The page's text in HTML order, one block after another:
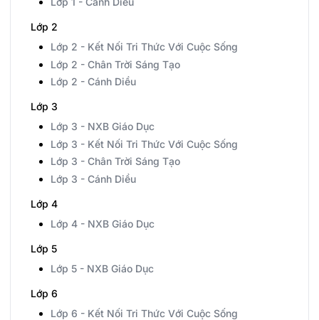
Lớp 2
Lớp 2 - Kết Nối Tri Thức Với Cuộc Sống
Lớp 2 - Chân Trời Sáng Tạo
Lớp 2 - Cánh Diều
Lớp 3
Lớp 3 - NXB Giáo Dục
Lớp 3 - Kết Nối Tri Thức Với Cuộc Sống
Lớp 3 - Chân Trời Sáng Tạo
Lớp 3 - Cánh Diều
Lớp 4
Lớp 4 - NXB Giáo Dục
Lớp 5
Lớp 5 - NXB Giáo Dục
Lớp 6
Lớp 6 - Kết Nối Tri Thức Với Cuộc Sống